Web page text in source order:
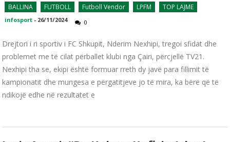
BALLINA FUTBOLL Futboll Vendor LPFM TOP LAJME
infosport - 26/11/2024 0
Drejtori i ri sportiv i FC Shkupit, Nderim Nexhipi, tregoi sfidat dhe
problemet me të cilat përballet klubi nga Çairi, përcjellë TV21.
Nexhipi tha se, ekipi është formuar rreth dy javë para fillimit të
kampionatit dhe mungesa e përgatitjeve jo të mira, ka bërë që të
ndikojë edhe në rezultatet e